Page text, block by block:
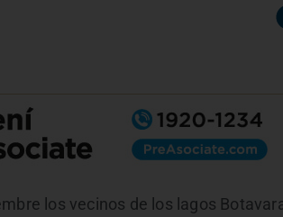
los vecinos de los lagos